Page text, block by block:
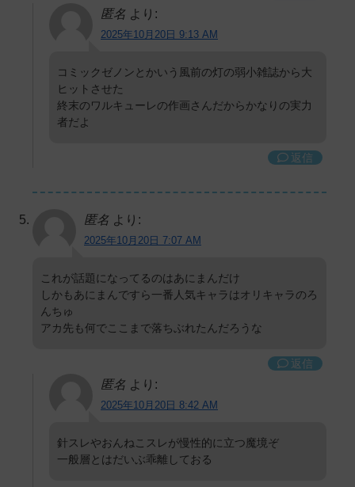
匿名 より:
2025年10月20日 9:13 AM
コミックゼノンとかいう風前の灯の弱小雑誌から大
ヒットさせた
終末のワルキューレの作画さんだからかなりの実力
者だよ
返信
匿名 より:
2025年10月20日 7:07 AM
これが話題になってるのはあにまんだけ
しかもあにまんですら一番人気キャラはオリキャラのろ
んちゅ
アカ先も何でここまで落ちぶれたんだろうな
返信
匿名 より:
2025年10月20日 8:42 AM
針スレやおんねこスレが慢性的に立つ魔境ぞ
一般層とはだいぶ乖離しておる